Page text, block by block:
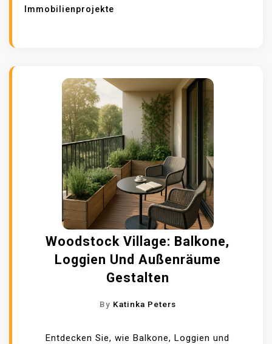
Immobilienprojekte
Woodstock Village: Balkone,
Loggien Und Außenräume
Gestalten
By Katinka Peters
Entdecken Sie, wie Balkone, Loggien und